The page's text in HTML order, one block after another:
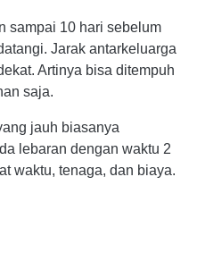
sampai 10 hari sebelum
Jarak antarkeluarga
Artinya bisa ditempuh
saja.
jauh biasanya
lebaran dengan waktu 2
waktu, tenaga, dan biaya.